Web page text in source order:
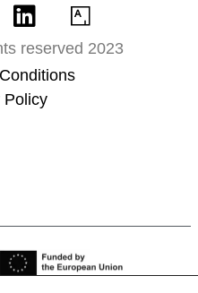
reserved 2023
Policy